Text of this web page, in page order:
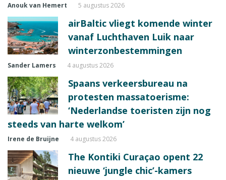
Anouk van Hemert 5 augustus 2026
airBaltic vliegt komende winter
vanaf Luchthaven Luik naar
winterzonbestemmingen
Sander Lamers 4 augustus 2026
Spaans verkeersbureau na
protesten massatoerisme:
‘Nederlandse toeristen zijn nog
steeds van harte welkom’
Irene de Bruijne 4 augustus 2026
The Kontiki Curaçao opent 22
nieuwe ‘jungle chic’-kamers